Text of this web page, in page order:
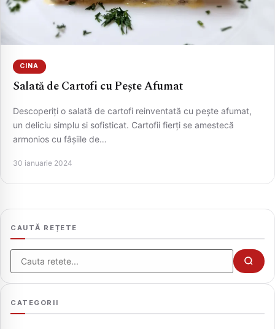
CAUTA
CINA
Salată de Cartofi cu Pește Afumat
Descoperiți o salată de cartofi reinventată cu pește afumat,
un deliciu simplu si sofisticat. Cartofii fierți se amestecă
armonios cu fâșiile de…
30 ianuarie 2024
CAUTĂ REȚETE
Cauta
CATEGORII